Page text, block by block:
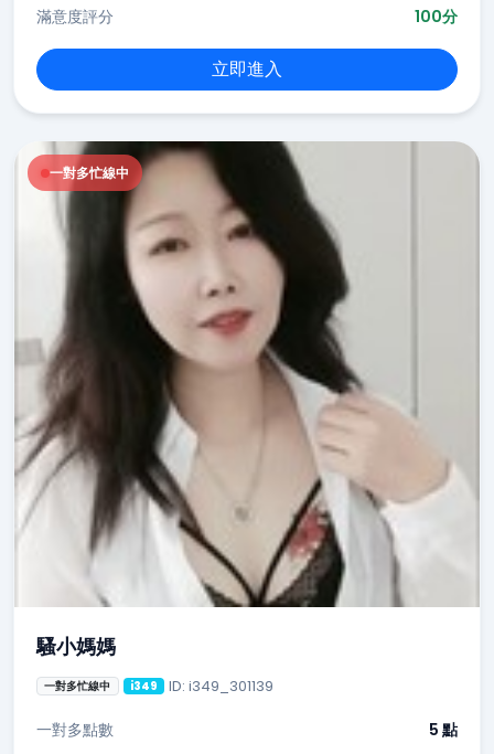
滿意度評分
100分
立即進入
一對多忙線中
騷小媽媽
一對多忙線中 i349 ID: i349_301139
一對多點數 5 點